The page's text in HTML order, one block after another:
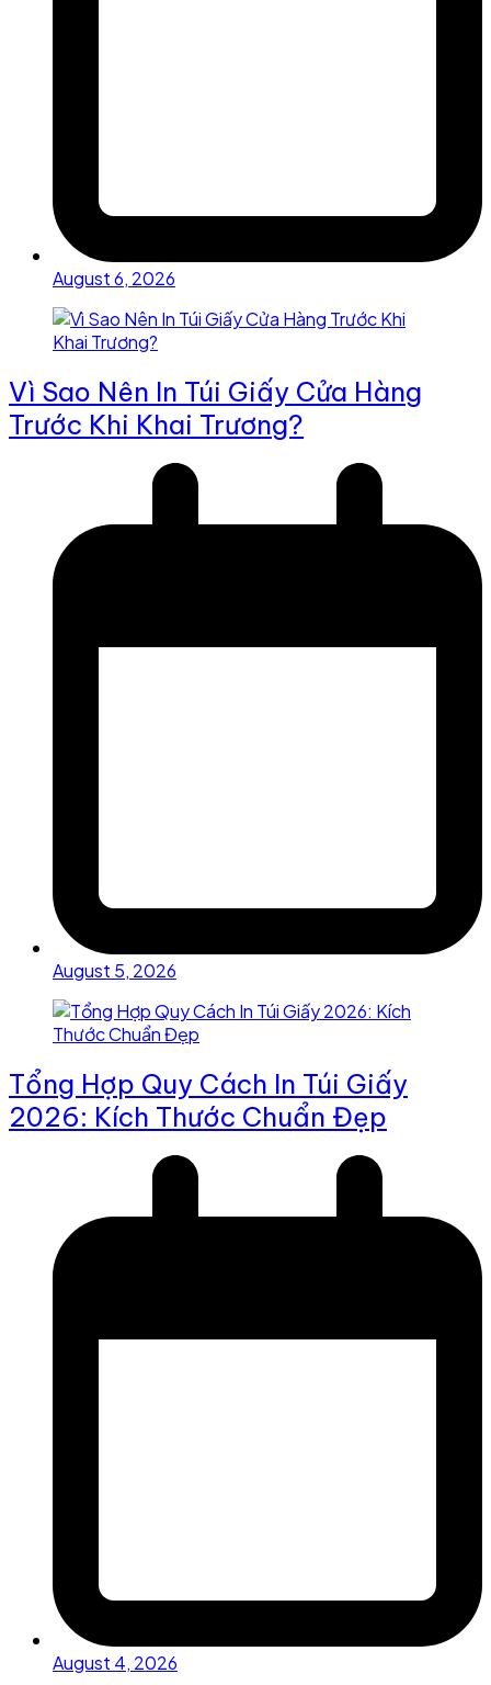
August 6, 2026
Vì Sao Nên In Túi Giấy Cửa Hàng
Trước Khi Khai Trương?
August 5, 2026
Tổng Hợp Quy Cách In Túi Giấy
2026: Kích Thước Chuẩn Đẹp
August 4, 2026